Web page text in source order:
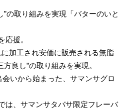
の取り組みを実現「バターのいと
応援。
加工され安価に販売される無脂
良し”の取り組みを実現。
いから始まった、サマンサグロ
は、サマンサタバサ限定フレーバ